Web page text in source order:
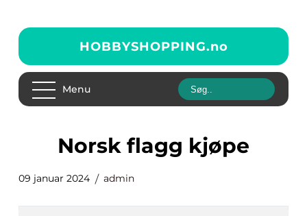
HOBBYSHOPPING.no
Menu
norsk flagg kjøpe
09 januar 2024 admin